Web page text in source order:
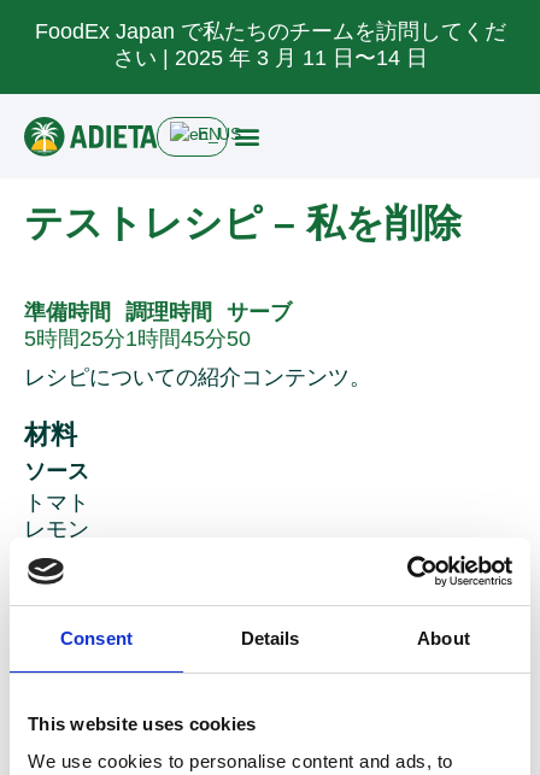
Consent Details About
This website uses cookies
We use cookies to personalise content and ads, to
FoodEx Japan で私たちのチームを訪問してくだ
さい | 2025 年 3 月 11 日〜14 日
EN
テストレシピ – 私を削除
準備時間
5時間25分
調理時間
1時間45分
サーブ
50
レシピについての紹介コンテンツ。
材料
ソース
トマト
レモン
パン
ボウルに注ぐ
緊張する